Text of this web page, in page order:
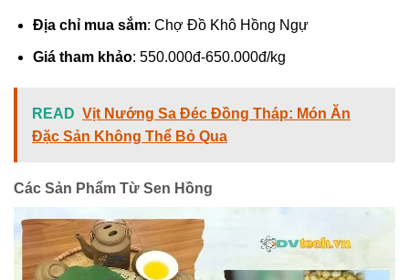
Địa chỉ mua sắm: Chợ Đồ Khô Hồng Ngự
Giá tham khảo: 550.000đ-650.000đ/kg
READ Vịt Nướng Sa Đéc Đồng Tháp: Món Ăn
Đặc Sản Không Thể Bỏ Qua
Các Sản Phẩm Từ Sen Hồng